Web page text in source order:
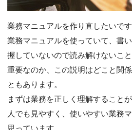
業務マニュアルを作り直したいです
業務マニュアルを使っていて、書
握していないので読み解けないこ
重要なのか、この説明はどこと関
ともあります。
まずは業務を正しく理解すること
人でも見やすく、使いやすい業務
思っています。